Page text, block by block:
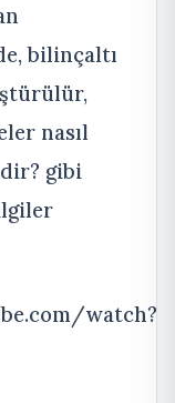
bilinçaltı
nasıl
gibi
watch?